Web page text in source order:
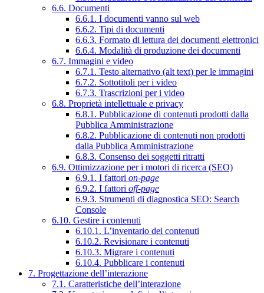
6.6. Documenti
6.6.1. I documenti vanno sul web
6.6.2. Tipi di documenti
6.6.3. Formato di lettura dei documenti elettronici
6.6.4. Modalità di produzione dei documenti
6.7. Immagini e video
6.7.1. Testo alternativo (alt text) per le immagini
6.7.2. Sottotitoli per i video
6.7.3. Trascrizioni per i video
6.8. Proprietà intellettuale e privacy
6.8.1. Pubblicazione di contenuti prodotti dalla
Pubblica Amministrazione
6.8.2. Pubblicazione di contenuti non prodotti
dalla Pubblica Amministrazione
6.8.3. Consenso dei soggetti ritratti
6.9. Ottimizzazione per i motori di ricerca (SEO)
6.9.1. I fattori on-page
6.9.2. I fattori off-page
6.9.3. Strumenti di diagnostica SEO: Search
Console
6.10. Gestire i contenuti
6.10.1. L’inventario dei contenuti
6.10.2. Revisionare i contenuti
6.10.3. Migrare i contenuti
6.10.4. Pubblicare i contenuti
7. Progettazione dell’interazione
7.1. Caratteristiche dell’interazione